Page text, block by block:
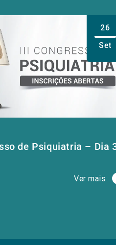
26
Set
de Psiquiatria – Dia
Ver mais